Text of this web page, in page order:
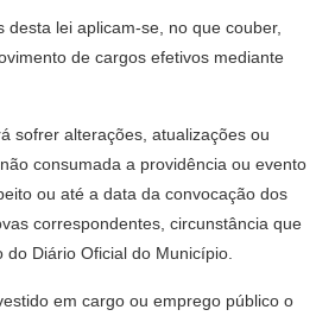
desta lei aplicam-se, no que couber,
de cargos efetivos mediante
sofrer alterações, atualizações ou
consumada a providência ou evento
ou até a data da convocação dos
correspondentes, circunstância que
Diário Oficial do Município.
em cargo ou emprego público o